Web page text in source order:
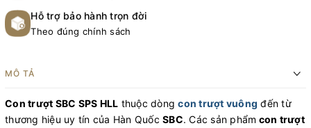
Hỗ trợ bảo hành trọn đời
Theo đúng chính sách
MÔ TẢ
Con trượt SBC SPS HLL thuộc dòngcon trượt vuông đến từ
thương hiệu uy tín của Hàn Quốc SBC. Các sản phẩm con trượt